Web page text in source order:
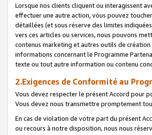
Lorsque nos clients cliquent ou interagissent
effectuer une autre action, vous pouvez
détaillées (et sous réserve des limites
vers ces articles ou services, nous pouvons
contenus marketing et autres outils de
informations concernant le Programme
texte ou tout autre information ou contenu
2.Exigences de Conformité au
Vous devez respecter le présent Accord pour
Vous devez nous transmettre promptement
En cas de violation de votre part du présent
ou recours à notre disposition, nous nous